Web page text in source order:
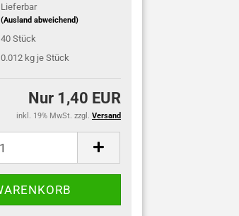
Lieferbar
(Ausland abweichend)
40Stück
0.012 kg je Stück
Nur 1,40 EUR
inkl. 19% MwSt. zzgl. Versand